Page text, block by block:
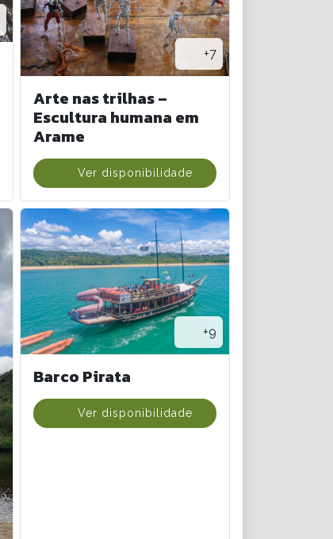
+7
Arte nas trilhas –
Escultura humana em
Arame
Ver disponibilidade
+9
Barco Pirata
Ver disponibilidade